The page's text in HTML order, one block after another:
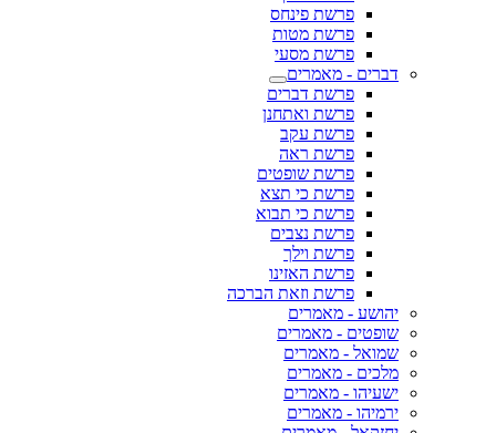
פרשת פינחס
פרשת מטות
פרשת מסעי
דברים - מאמרים
פרשת דברים
פרשת ואתחנן
פרשת עקב
פרשת ראה
פרשת שופטים
פרשת כי תצא
פרשת כי תבוא
פרשת נצבים
פרשת וילך
פרשת האזינו
פרשת וזאת הברכה
יהושע - מאמרים
שופטים - מאמרים
שמואל - מאמרים
מלכים - מאמרים
ישעיהו - מאמרים
ירמיהו - מאמרים